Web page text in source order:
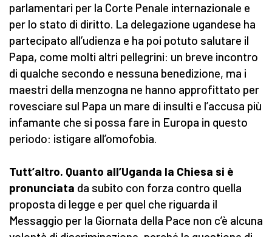
parlamentari per la Corte Penale internazionale e
per lo stato di diritto. La delegazione ugandese ha
partecipato all’udienza e ha poi potuto salutare il
Papa, come molti altri pellegrini: un breve incontro
di qualche secondo e nessuna benedizione, ma i
maestri della menzogna ne hanno approfittato per
rovesciare sul Papa un mare di insulti e l’accusa più
infamante che si possa fare in Europa in questo
periodo: istigare all’omofobia.
Tutt’altro. Quanto all’Uganda la Chiesa si è
pronunciata da subito con forza contro quella
proposta di legge e per quel che riguarda il
Messaggio per la Giornata della Pace non c’è alcuna